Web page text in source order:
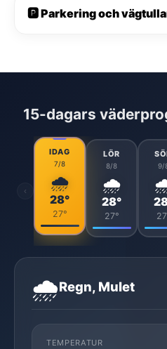
🅿️ Parkering och
15-dagars
‹
IDAG
7/8
🌧️
28°
27°
LÖR
8/8
🌧️
28°
27°
9/
🌧️Regn, Mulet
TEMPERATUR